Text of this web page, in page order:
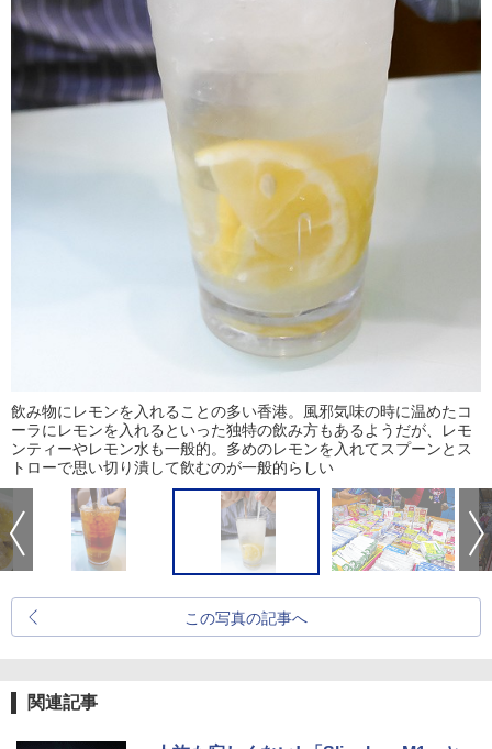
飲み物にレモンを入れることの多い香港。風邪気味の時に温めたコ
ーラにレモンを入れるといった独特の飲み方もあるようだが、レモ
ンティーやレモン水も一般的。多めのレモンを入れてスプーンとス
トローで思い切り潰して飲むのが一般的らしい
この写真の記事へ
関連記事